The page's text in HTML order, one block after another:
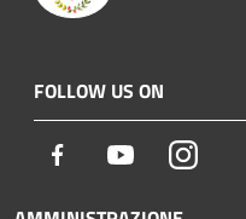
FOLLOW US ON
Facebook Youtube